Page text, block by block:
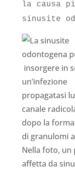
la causa
sinusite